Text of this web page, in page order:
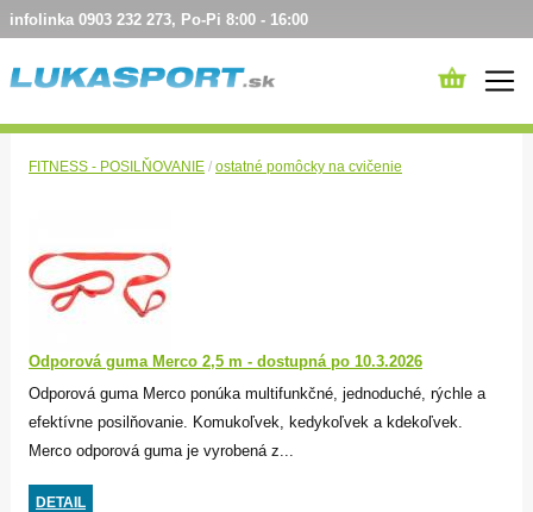
infolinka 0903 232 273, Po-Pi 8:00 - 16:00
FITNESS - POSILŇOVANIE / ostatné pomôcky na cvičenie
Odporová guma Merco 2,5 m - dostupná po 10.3.2026
Odporová guma Merco ponúka multifunkčné, jednoduché, rýchle a
efektívne posilňovanie. Komukoľvek, kedykoľvek a kdekoľvek.
Merco odporová guma je vyrobená z...
DETAIL